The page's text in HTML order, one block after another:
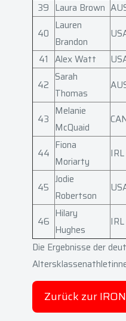
39 Laura Brown
40
Lauren
Brandon
41 Alex Watt
42
Sarah
Thomas
43
Melanie
McQuaid
44
Fiona
Moriarty
IRL
45
Jodie
Robertson
46
Hilary
Hughes
IRL
Die Ergebnisse der
Zurück zur